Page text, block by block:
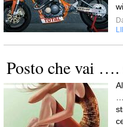
Posto che vai